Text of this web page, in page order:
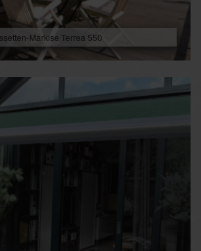
Markise Terrea 550